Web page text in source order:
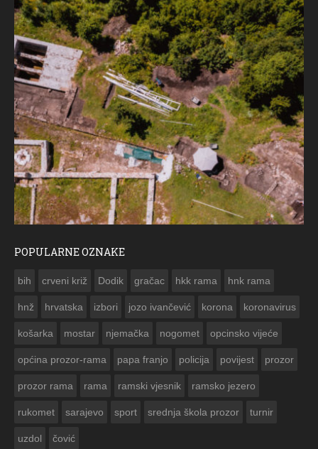
POPULARNE OZNAKE
bih crveni križ Dodik gračac hkk rama hnk rama
hnž hrvatska izbori jozo ivančević korona koronavirus
košarka mostar njemačka nogomet opcinsko vijeće
općina prozor-rama papa franjo policija povijest prozor
prozor rama rama ramski vjesnik ramsko jezero
rukomet sarajevo sport srednja škola prozor turnir
uzdol čović